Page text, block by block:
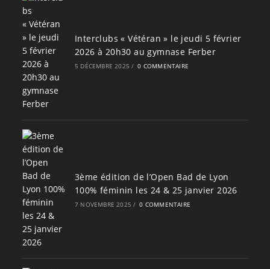
Interclubs « Vétéran » le jeudi 5 février
2026 à 20h30 au gymnase Ferber
5 DÉCEMBRE 2025 / 0 COMMENTAIRE
3ème édition de l’Open Bad de Lyon
100% féminin les 24 & 25 janvier 2026
7 NOVEMBRE 2025 / 0 COMMENTAIRE